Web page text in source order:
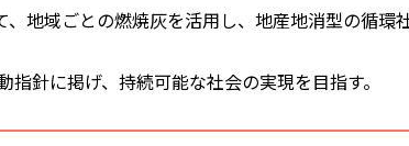
、地域ごとの燃焼灰を活用し、地産地消型の循環
指針に掲げ、持続可能な社会の実現を目指す。